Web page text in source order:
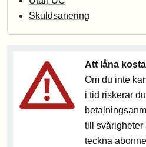
Skuldsanering
Att låna
Om du inte
i tid riskerar
till svårigheter
teckna